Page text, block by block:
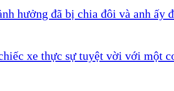
hưởng đã bị chia đôi và anh ấy
xe thực sự tuyệt vời với một